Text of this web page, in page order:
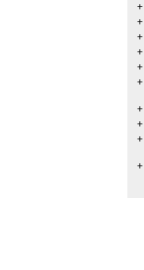
+
+
+
+
+
+
+
+
+
+